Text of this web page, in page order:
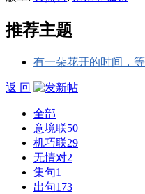
推荐主题
有一朵花开的时间，
返 回
全部
意境联50
机巧联29
无情对2
集句1
出句173